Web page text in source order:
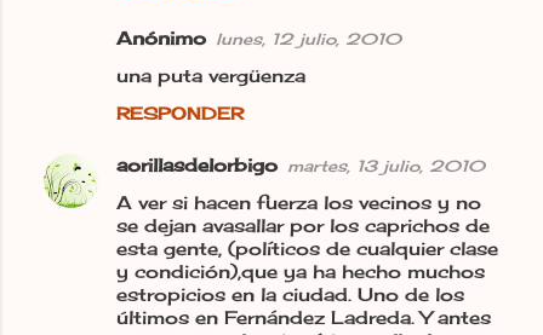
s
Anónimo lunes, 12 julio, 2010
una puta vergüenza
RESPONDER
aorillasdelorbigo martes, 13 julio, 2010
A ver si hacen fuerza los vecinos y no
se dejan avasallar por los caprichos de
esta gente, (políticos de cualquier clase
y condición),que ya ha hecho muchos
estropicios en la ciudad. Uno de los
últimos en Fernández Ladreda. Y antes